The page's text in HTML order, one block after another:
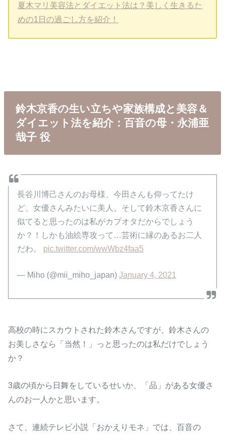
夏木マリ美容法とダイエット法は？美しく生きるた
めの1日の過ごし方を紹介！
鈴木京香の生い立ちや家族構成と美容＆
ダイエット法を紹介：百音の母・永浦亜
哉子 役
長谷川博己さんのお母様、今田さんも仰ってたけ
ど、女優さんみたいに美人。そして鈴木京香さんに
似てると思ったのは私がカプオタだからでしょう
か？！しかも油絵専攻って…芸術に縁のあるお二人
だわ。 pic.twitter.com/wwWbz4faa5
— Miho (@mii_miho_japan)January 4, 2021
高校の時にスカウトされた鈴木さんですが、鈴木さんの
お美しさなら「当然！」っと思ったのは私だけでしょう
か？
3歳の頃から日舞をしているせいか、「品」がある女優さ
んのお一人かと思います。
さて、連続テレビ小説「おかえりモネ」では、百音の